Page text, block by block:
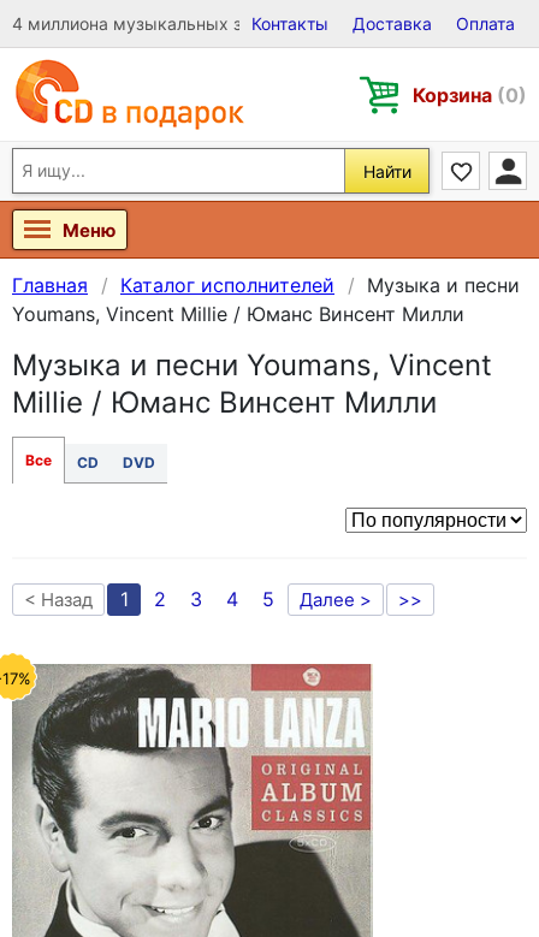
4 миллиона музыкальных записей на Виниле, CD и DVD
Контакты Доставка Оплата
Корзина (0)
Найти
Меню
Главная Каталог исполнителей
Музыка и песни
Youmans, Vincent Millie / Юманс Винсент Милли
Музыка и песни Youmans, Vincent
Millie / Юманс Винсент Милли
Все CD DVD
< Назад 1 2 3 4 5 Далее > >>